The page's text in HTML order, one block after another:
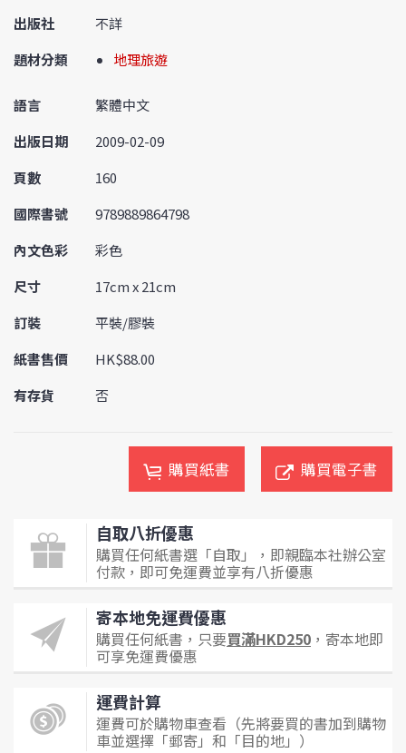
出版社
不詳
題材分類
地理旅遊
語言
繁體中文
出版日期
2009-02-09
頁數
160
國際書號
9789889864798
內文色彩
彩色
尺寸
17cm x 21cm
訂裝
平裝/膠裝
紙書售價
HK$88.00
有存貨
否
購買紙書 購買電子書
自取八折優惠
購買任何紙書選「自取」，即親臨本社辦公室
付款，即可免運費並享有八折優惠
寄本地免運費優惠
購買任何紙書，只要買滿HKD250 ，寄本地即
可享免運費優惠
運費計算
運費可於購物車查看（先將要買的書加到購物
車並選擇「郵寄」和「目的地」）